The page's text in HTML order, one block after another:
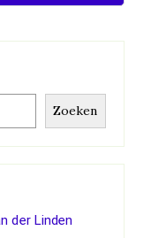
Zoeken
der Linden